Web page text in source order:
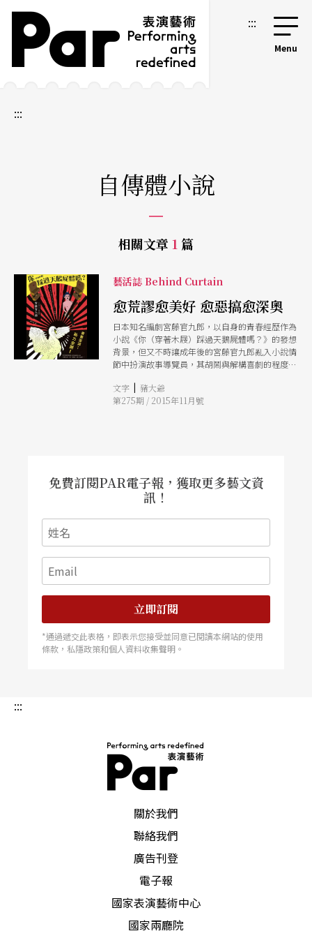
跳到主要內容區塊
網站導覽 :::
:::
自傳體小說
相關文章 1 篇
藝活誌 Behind Curtain
愈荒謬愈美好 愈惡搞愈深奧
日本知名編劇宮藤官九郎，以自身的青春經歷作為
小說《你（穿著木屐）踩過天鵝屍體嗎？》的發想
背景，但又不時讓成年後的宮藤官九郎亂入小說情
節中扮演故事導覽員，其胡鬧與解構喜劇的程度，
文字 | 豬大爺
第275期 / 2015年11月號
免費訂閱PAR電子報，獲取更多藝文資
訊！
立即訂閱
*通過遞交此表格，即表示您接受並同意已閱讀本網站的使用
條款，私隱政策和個人資料收集聲明。
:::
關於我們
聯絡我們
廣告刊登
電子報
國家表演藝術中心
國家兩廳院